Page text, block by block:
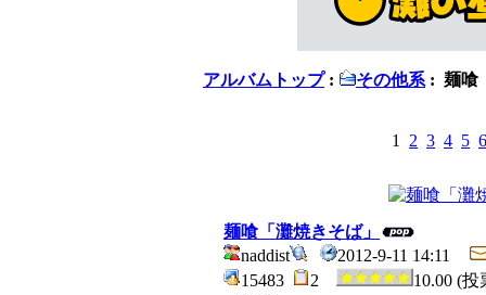
アルバムトップ: その他系 : 麺喰
1 2 3 4 5 6
麺喰「灘焼きそば」
naddist
2012-9-11 14:11
15483
2 10.00 (投